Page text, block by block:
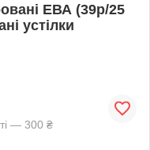
ЕВА (39р/25
устілки
— 300 ₴